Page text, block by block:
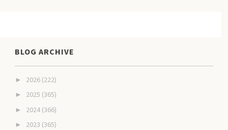
BLOG ARCHIVE
► 2026 (222)
► 2025 (365)
► 2024 (366)
► 2023 (365)